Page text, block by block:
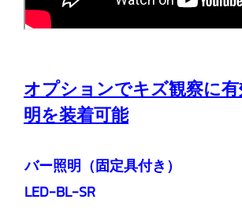
オプションでキズ観察に
明を装着可能
バー照明（固定具付き）
LED-BL-SR